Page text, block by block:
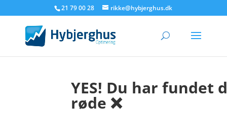
21 79 00 28 rikke@hybjerghus.dk
YES! Du har fundet
røde ❌